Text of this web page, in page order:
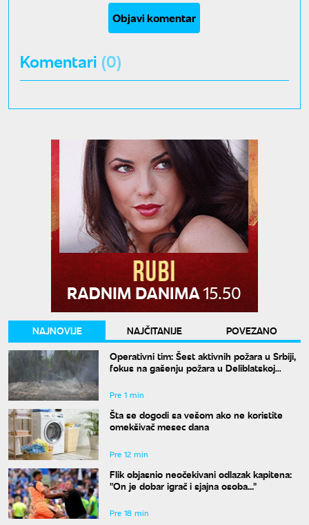
Objavi komentar
Komentari (0)
NAJNOVIJE NAJČITANIJE
POVEZANO
Operativni tim: Šest aktivnih požara u Srbiji,
fokus na gašenju požara u Deliblatskoj
Pre 1 min
Šta se dogodi sa vešom ako ne koristite
omekšivač mesec dana
Pre 12 min
Flik objasnio neočekivani odlazak kapitena:
"On je dobar igrač i sjajna osoba..."
Pre 18 min